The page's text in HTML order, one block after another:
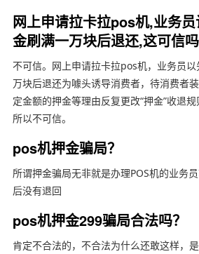
网上申请拉卡拉pos机,业务
金刷满一万块后退还,这可信
不可信。网上申请拉卡拉pos机，业务员
万块后退还为噱头诱导消费者，待消费者
定金额的押金等理由反复更改“押金”收退规
所以不可信。
pos机押金骗局？
所谓押金骗局无非就是办理POS机的业务
后没有退回
pos机押金299骗局合法吗？
肯定不合法的，不合法为什么还敢这样，